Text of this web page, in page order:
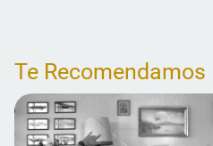
Te Recomendamos